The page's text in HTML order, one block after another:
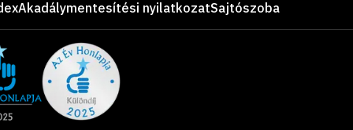
Akadálymentesítési nyilatkozatSajtószoba